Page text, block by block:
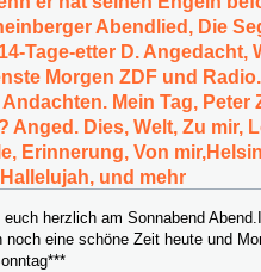
Abendlied, Die
Tage-etter D. Angedacht,
Morgen ZDF und
Mein Tag, Peter
Anged. Dies, Welt, Zu mir,
Erinnerung, Von
und mehr
herzlich am Sonnabend
noch eine schöne Zeit heute und